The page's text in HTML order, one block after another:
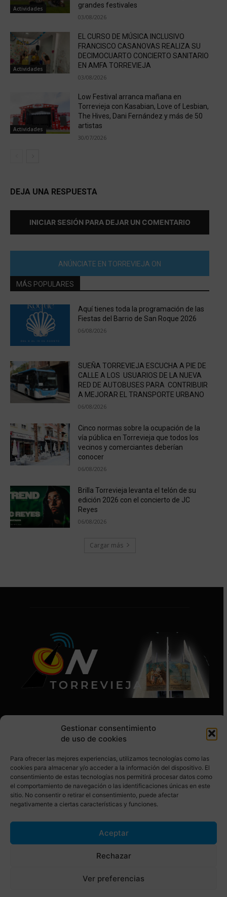
Gestionar consentimiento
de uso de cookies
Para ofrecer las mejores experiencias, utilizamos tecnologías como las
cookies para almacenar y/o acceder a la información del dispositivo. El
consentimiento de estas tecnologías nos permitirá procesar datos como
el comportamiento de navegación o las identificaciones únicas en este
sitio. No consentir o retirar el consentimiento, puede afectar
negativamente a ciertas características y funciones.
Aceptar
Rechazar
Ver preferencias
Actividades
grandes festivales
03/08/2026
Actividades
EL CURSO DE MÚSICA INCLUSIVO
FRANCISCO CASANOVAS REALIZA SU
DECIMOCUARTO CONCIERTO SANITARIO
EN AMFA TORREVIEJA
03/08/2026
Actividades
Low Festival arranca mañana en
Torrevieja con Kasabian, Love of Lesbian,
The Hives, Dani Fernández y más de 50
artistas
30/07/2026
DEJA UNA RESPUESTA
INICIAR SESIÓN PARA DEJAR UN COMENTARIO
ANÚNCIATE EN TORREVIEJA ON
MÁS POPULARES
Aquí tienes toda la programación de las
Fiestas del Barrio de San Roque 2026
06/08/2026
SUEÑA TORREVIEJA ESCUCHA A PIE DE
CALLE A LOS USUARIOS DE LA NUEVA
RED DE AUTOBUSES PARA CONTRIBUIR
A MEJORAR EL TRANSPORTE URBANO
06/08/2026
Cinco normas sobre la ocupación de la
vía pública en Torrevieja que todos los
vecinos y comerciantes deberían
conocer
06/08/2026
Brilla Torrevieja levanta el telón de su
edición 2026 con el concierto de JC
Reyes
06/08/2026
Cargar más
SÍGUENOS EN REDES SOCIALES
© Torrevieja ON. Desarrollado por